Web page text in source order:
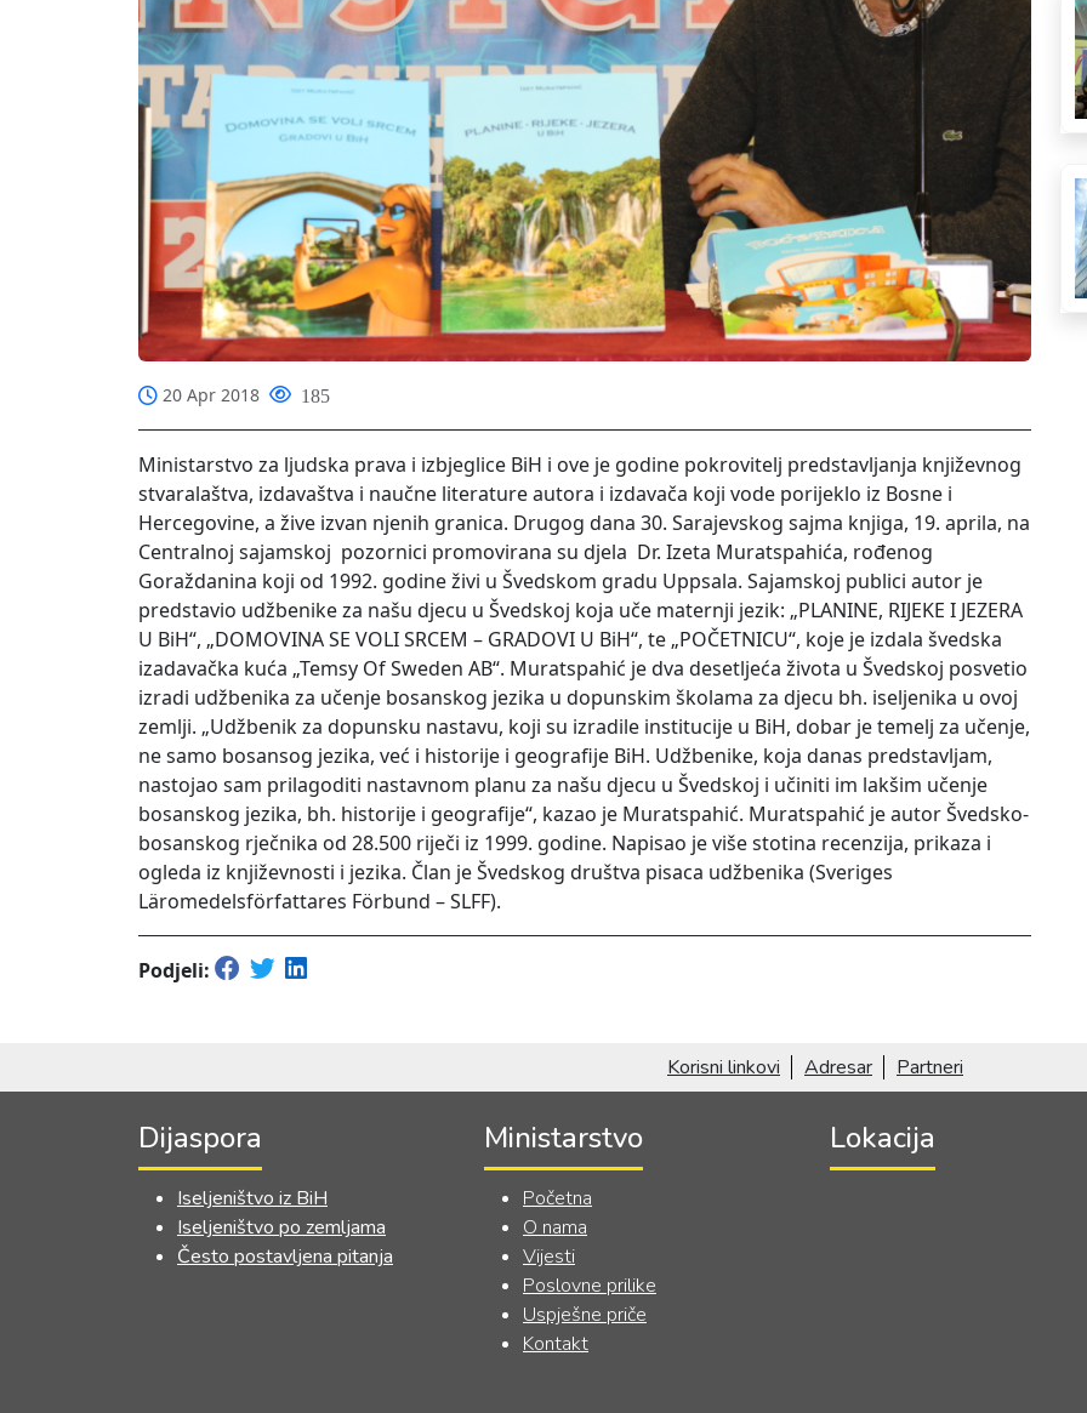
20 Apr 2018 185
Ministarstvo za ljudska prava i izbjeglice BiH i ove je godine pokrovitelj predstavljanja književnog
stvaralaštva, izdavaštva i naučne literature autora i izdavača koji vode porijeklo iz Bosne i
Hercegovine, a žive izvan njenih granica. Drugog dana 30. Sarajevskog sajma knjiga, 19. aprila, na
Centralnoj sajamskoj pozornici promovirana su djela Dr. Izeta Muratspahića, rođenog
Goraždanina koji od 1992. godine živi u Švedskom gradu Uppsala. Sajamskoj publici autor je
predstavio udžbenike za našu djecu u Švedskoj koja uče maternji jezik: „PLANINE, RIJEKE I JEZERA
U BiH“, „DOMOVINA SE VOLI SRCEM – GRADOVI U BiH“, te „POČETNICU“, koje je izdala švedska
izadavačka kuća „Temsy Of Sweden AB“. Muratspahić je dva desetljeća života u Švedskoj posvetio
izradi udžbenika za učenje bosanskog jezika u dopunskim školama za djecu bh. iseljenika u ovoj
zemlji. „Udžbenik za dopunsku nastavu, koji su izradile institucije u BiH, dobar je temelj za učenje,
ne samo bosansog jezika, već i historije i geografije BiH. Udžbenike, koja danas predstavljam,
nastojao sam prilagoditi nastavnom planu za našu djecu u Švedskoj i učiniti im lakšim učenje
bosanskog jezika, bh. historije i geografije“, kazao je Muratspahić. Muratspahić je autor Švedsko-
bosanskog rječnika od 28.500 riječi iz 1999. godine. Napisao je više stotina recenzija, prikaza i
ogleda iz književnosti i jezika. Član je Švedskog društva pisaca udžbenika (Sveriges
Läromedelsförfattares Förbund – SLFF).
Podjeli:
Korisni linkovi Adresar Partneri
Dijaspora
Iseljeništvo iz BiH
Iseljeništvo po zemljama
Često postavljena pitanja
Ministarstvo
Početna
O nama
Vijesti
Poslovne prilike
Uspješne priče
Kontakt
Lokacija